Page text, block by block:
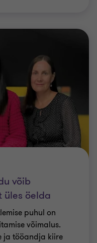
võib
üles öelda
puhul on
võimalus.
ja tööandja kiire